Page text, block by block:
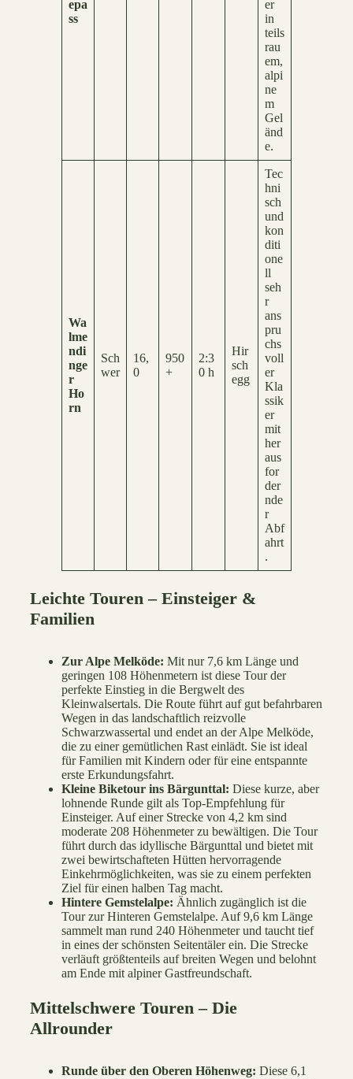
epa
ss
er
in
teils
rau
em,
alpi
ne
m
Gel
änd
e.
Wa
lme
ndi
nge
r
Ho
rn
Sch
wer
16,
0
950
+
2:3
0 h
Hir
sch
egg
Tec
hni
sch
und
kon
diti
one
ll
seh
r
ans
pru
chs
voll
er
Kla
ssik
er
mit
her
aus
for
der
nde
r
Abf
ahrt
.
Leichte Touren – Einsteiger &
Familien
Zur Alpe Melköde: Mit nur 7,6 km Länge und
geringen 108 Höhenmetern ist diese Tour der
perfekte Einstieg in die Bergwelt des
Kleinwalsertals. Die Route führt auf gut befahrbaren
Wegen in das landschaftlich reizvolle
Schwarzwassertal und endet an der Alpe Melköde,
die zu einer gemütlichen Rast einlädt. Sie ist ideal
für Familien mit Kindern oder für eine entspannte
erste Erkundungsfahrt.
Kleine Biketour ins Bärgunttal: Diese kurze, aber
lohnende Runde gilt als Top-Empfehlung für
Einsteiger. Auf einer Strecke von 4,2 km sind
moderate 208 Höhenmeter zu bewältigen. Die Tour
führt durch das idyllische Bärgunttal und bietet mit
zwei bewirtschafteten Hütten hervorragende
Einkehrmöglichkeiten, was sie zu einem perfekten
Ziel für einen halben Tag macht.
Hintere Gemstelalpe: Ähnlich zugänglich ist die
Tour zur Hinteren Gemstelalpe. Auf 9,6 km Länge
sammelt man rund 240 Höhenmeter und taucht tief
in eines der schönsten Seitentäler ein. Die Strecke
verläuft größtenteils auf breiten Wegen und belohnt
am Ende mit alpiner Gastfreundschaft.
Mittelschwere Touren – Die
Allrounder
Runde über den Oberen Höhenweg: Diese 6,1